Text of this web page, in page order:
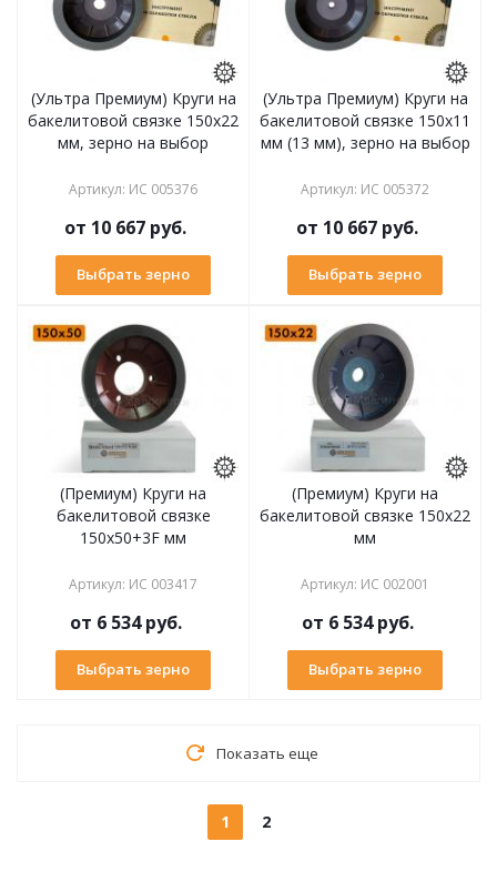
(Ультра Премиум) Круги на
бакелитовой связке 150х22
мм, зерно на выбор
Артикул: ИС 005376
от 10 667 руб.
Выбрать зерно
(Ультра Премиум) Круги на
бакелитовой связке 150х11
мм (13 мм), зерно на выбор
Артикул: ИС 005372
от 10 667 руб.
Выбрать зерно
(Премиум) Круги на
бакелитовой связке
150х50+3F мм
Артикул: ИС 003417
от 6 534 руб.
Выбрать зерно
(Премиум) Круги на
бакелитовой связке 150х22
мм
Артикул: ИС 002001
от 6 534 руб.
Выбрать зерно
Показать еще
1 2